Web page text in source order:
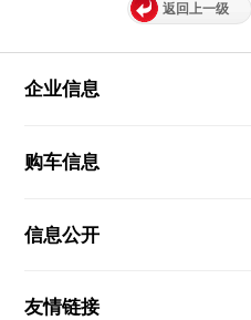
返回上一级
企业信息
购车信息
信息公开
友情链接